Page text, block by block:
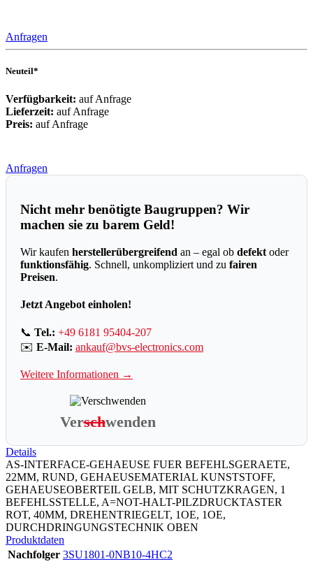
Anfragen
Neuteil*
Verfügbarkeit: auf Anfrage
Lieferzeit: auf Anfrage
Preis: auf Anfrage
Anfragen
Nicht mehr benötigte Baugruppen? Wir
machen sie zu barem Geld!
Wir kaufen herstellerübergreifend an – egal ob defekt oder
funktionsfähig. Schnell, unkompliziert und zu fairen
Preisen.
Jetzt Angebot einholen!
📞 Tel.: +49 6181 95404-207
✉️ E-Mail: ankauf@bvs-electronics.com
Weitere Informationen →
Verschwenden
Details
AS-INTERFACE-GEHAEUSE FUER BEFEHLSGERAETE,
22MM, RUND, GEHAEUSEMATERIAL KUNSTSTOFF,
GEHAEUSEOBERTEIL GELB, MIT SCHUTZKRAGEN, 1
BEFEHLSSTELLE, A=NOT-HALT-PILZDRUCKTASTER
ROT, 40MM, DREHENTRIEGELT, 1OE, 1OE,
DURCHDRINGUNGSTECHNIK OBEN
Produktdaten
Nachfolger 3SU1801-0NB10-4HC2